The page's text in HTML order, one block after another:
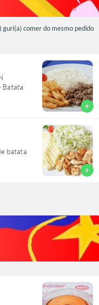
guri(a) comer do mesmo pedido
Batata
add
batata
add